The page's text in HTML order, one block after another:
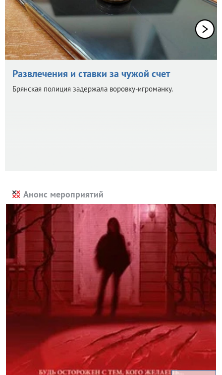
Развлечения и ставки за чужой счет
Брянская полиция задержала воровку-игроманку.
Анонс мероприятий